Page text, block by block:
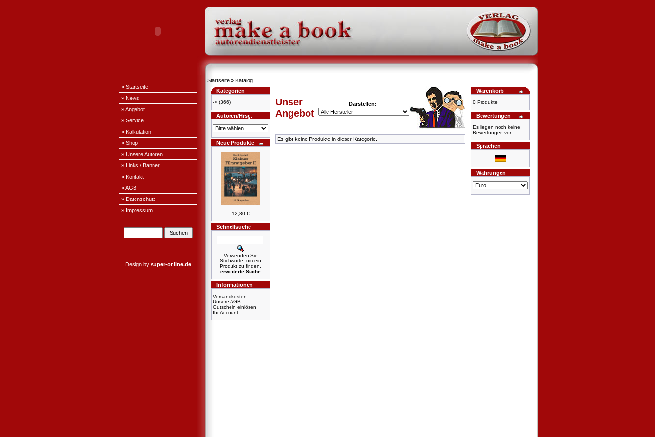
» Startseite
» News
» Angebot
» Service
» Kalkulation
» Shop
» Unsere Autoren
» Links / Banner
» Kontakt
» AGB
» Datenschutz
» Impressum
Design by super-online.de
Startseite » Katalog
Kategorien
-> (366)
Autoren/Hrsg.
Neue Produkte
12,80 €
Schnellsuche
Verwenden Sie
Stichworte, um ein
Produkt zu finden.
erweiterte Suche
Informationen
Versandkosten
Unsere AGB
Gutschein einlösen
Ihr Account
Unser
Angebot
Darstellen:
Es gibt keine Produkte in dieser Kategorie.
Warenkorb
0 Produkte
Bewertungen
Es liegen noch keine
Bewertungen vor
Sprachen
Währungen